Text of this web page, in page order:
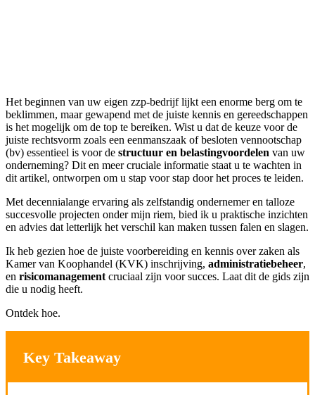
Het beginnen van uw eigen zzp-bedrijf lijkt een enorme berg om te
beklimmen, maar gewapend met de juiste kennis en gereedschappen
is het mogelijk om de top te bereiken. Wist u dat de keuze voor de
juiste rechtsvorm zoals een eenmanszaak of besloten vennootschap
(bv) essentieel is voor de structuur en belastingvoordelen van uw
onderneming? Dit en meer cruciale informatie staat u te wachten in
dit artikel, ontworpen om u stap voor stap door het proces te leiden.
Met decennialange ervaring als zelfstandig ondernemer en talloze
succesvolle projecten onder mijn riem, bied ik u praktische inzichten
en advies dat letterlijk het verschil kan maken tussen falen en slagen.
Ik heb gezien hoe de juiste voorbereiding en kennis over zaken als
Kamer van Koophandel (KVK) inschrijving, administratiebeheer,
en risicomanagement cruciaal zijn voor succes. Laat dit de gids zijn
die u nodig heeft.
Ontdek hoe.
Key Takeaway